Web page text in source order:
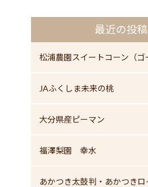
最近の投稿
松浦農園スイートコーン（ゴ
JAふくしま未来の桃
大分県産ピーマン
福澤梨園 幸水
あかつき太鼓判・あかつきロ